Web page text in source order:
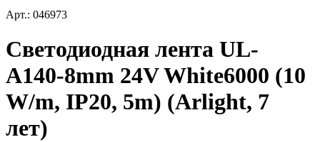
Арт.: 046973
Светодиодная лента UL-
A140-8mm 24V White6000 (10
W/m, IP20, 5m) (Arlight, 7
лет)